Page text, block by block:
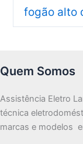
fogão alto
Quem Somos
Assistência Eletro
técnica
marcas e modelos